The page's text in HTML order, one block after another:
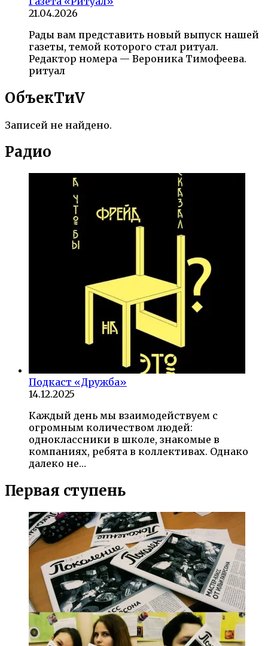
21.04.2026
Рады вам представить новый выпуск нашей
газеты, темой которого стал ритуал.
Редактор номера — Вероника Тимофеева.
ритуал
ОбъекTиV
Записей не найдено.
Радио
Подкаст «Дружба»
14.12.2025
Каждый день мы взаимодействуем с
огромным количеством людей:
одноклассники в школе, знакомые в
компаниях, ребята в коллективах. Однако
далеко не…
Первая ступень